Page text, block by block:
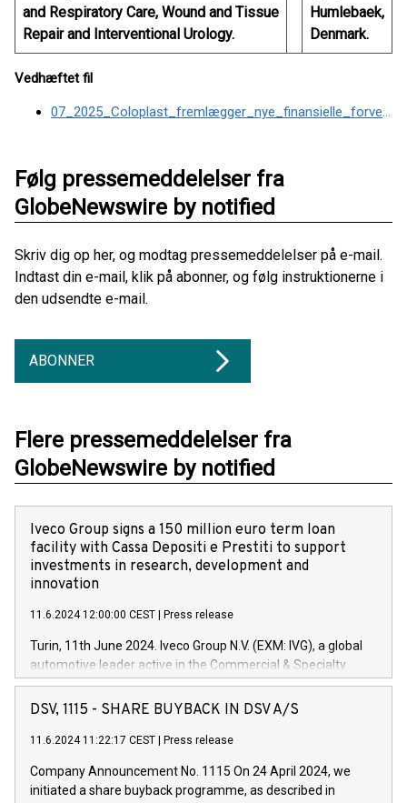
and Respiratory Care, Wound and Tissue
Repair and Interventional Urology.
Humlebaek,
Denmark.
Vedhæftet fil
07_2025_Coloplast_fremlægger_nye_finansielle_forventninger
Følg pressemeddelelser fra
GlobeNewswire by notified
Skriv dig op her, og modtag pressemeddelelser på e-mail.
Indtast din e-mail, klik på abonner, og følg instruktionerne i
den udsendte e-mail.
ABONNER
Flere pressemeddelelser fra
GlobeNewswire by notified
Iveco Group signs a 150 million euro term loan
facility with Cassa Depositi e Prestiti to support
investments in research, development and
innovation
11.6.2024 12:00:00 CEST Press release
Turin, 11th June 2024. Iveco Group N.V. (EXM: IVG), a global
automotive leader active in the Commercial & Specialty
Vehicles, Powertrain and related Financial Services arenas,
has successfully signed a term loan facility of 150 million
new projects in Italy dedicated to research, development and
by CDP, Iveco Group will develop innovative technologies and
architectures in the field of electric propulsion and further
DSV, 1115 - SHARE BUYBACK IN DSV A/S
11.6.2024 11:22:17 CEST Press release
Company Announcement No. 1115 On 24 April 2024, we
initiated a share buyback programme, as described in